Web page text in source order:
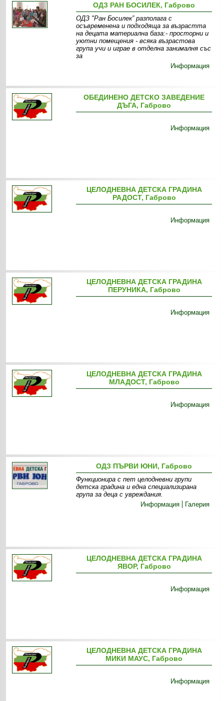
ОДЗ РАН БОСИЛЕК, Габрово
ОДЗ "Ран Босилек” разполага с
осъвременена и подходяща за възрастта
на децата материална база:- просторни и
уютни помещения - всяка възрастова
група учи и играе в отделна занималня със
за
Информация
ОБЕДИНЕНО ДЕТСКО ЗАВЕДЕНИЕ
ДЪГА, Габрово
Информация
ЦЕЛОДНЕВНА ДЕТСКА ГРАДИНА
РАДОСТ, Габрово
Информация
ЦЕЛОДНЕВНА ДЕТСКА ГРАДИНА
ПЕРУНИКА, Габрово
Информация
ЦЕЛОДНЕВНА ДЕТСКА ГРАДИНА
МЛАДОСТ, Габрово
Информация
ОДЗ ПЪРВИ ЮНИ, Габрово
Функционира с пет целодневни групи
детска градина и една специализирана
група за деца с увреждания.
Информация
Галерия
ЦЕЛОДНЕВНА ДЕТСКА ГРАДИНА
ЯВОР, Габрово
Информация
ЦЕЛОДНЕВНА ДЕТСКА ГРАДИНА
МИКИ МАУС, Габрово
Информация